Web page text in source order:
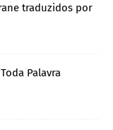
traduzidos por
Palavra